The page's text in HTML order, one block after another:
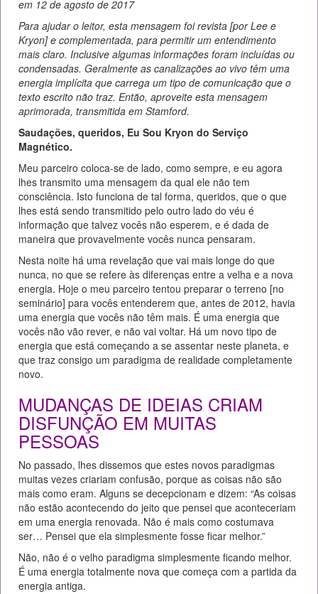
em 12 de agosto de 2017
Para ajudar o leitor, esta mensagem foi revista [por Lee e
Kryon] e complementada, para permitir um entendimento
mais claro. Inclusive algumas informações foram incluídas ou
condensadas. Geralmente as canalizações ao vivo têm uma
energia implícita que carrega um tipo de comunicação que o
texto escrito não traz. Então, aproveite esta mensagem
aprimorada, transmitida em Stamford.
Saudações, queridos, Eu Sou Kryon do Serviço
Magnético.
Meu parceiro coloca-se de lado, como sempre, e eu agora
lhes transmito uma mensagem da qual ele não tem
consciência. Isto funciona de tal forma, queridos, que o que
lhes está sendo transmitido pelo outro lado do véu é
informação que talvez vocês não esperem, e é dada de
maneira que provavelmente vocês nunca pensaram.
Nesta noite há uma revelação que vai mais longe do que
nunca, no que se refere às diferenças entre a velha e a nova
energia. Hoje o meu parceiro tentou preparar o terreno [no
seminário] para vocês entenderem que, antes de 2012, havia
uma energia que vocês não têm mais. É uma energia que
vocês não vão rever, e não vai voltar. Há um novo tipo de
energia que está começando a se assentar neste planeta, e
que traz consigo um paradigma de realidade completamente
novo.
MUDANÇAS DE IDEIAS CRIAM
DISFUNÇÃO EM MUITAS
PESSOAS
No passado, lhes dissemos que estes novos paradigmas
muitas vezes criariam confusão, porque as coisas não são
mais como eram. Alguns se decepcionam e dizem: “As coisas
não estão acontecendo do jeito que pensei que aconteceriam
em uma energia renovada. Não é mais como costumava
ser… Pensei que ela simplesmente fosse ficar melhor.”
Não, não é o velho paradigma simplesmente ficando melhor.
É uma energia totalmente nova que começa com a partida da
energia antiga.